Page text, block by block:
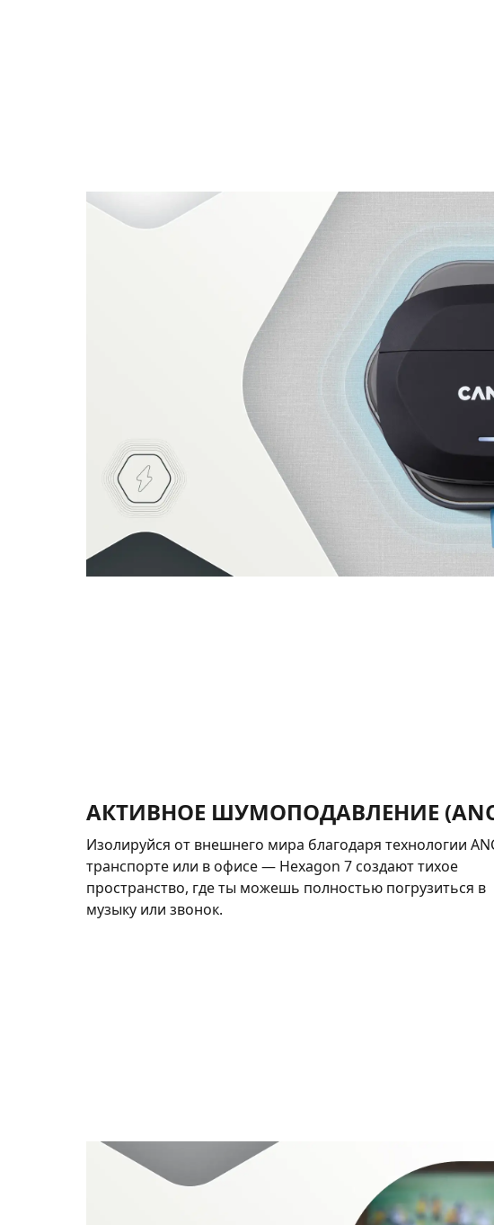
АКТИВНОЕ ШУМОПОДАВЛЕНИЕ
Изолируйся от внешнего мира благодаря технологии
транспорте или в офисе — Hexagon 7 создают тихое
пространство, где ты можешь полностью погрузиться в
музыку или звонок.